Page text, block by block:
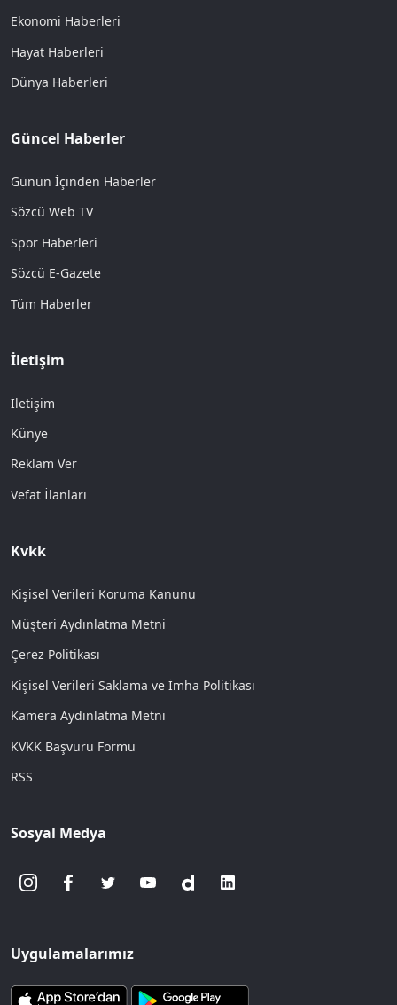
Ekonomi Haberleri
Hayat Haberleri
Dünya Haberleri
Güncel Haberler
Günün İçinden Haberler
Sözcü Web TV
Spor Haberleri
Sözcü E-Gazete
Tüm Haberler
İletişim
İletişim
Künye
Reklam Ver
Vefat İlanları
Kvkk
Kişisel Verileri Koruma Kanunu
Müşteri Aydınlatma Metni
Çerez Politikası
Kişisel Verileri Saklama ve İmha Politikası
Kamera Aydınlatma Metni
KVKK Başvuru Formu
RSS
Sosyal Medya
Uygulamalarımız